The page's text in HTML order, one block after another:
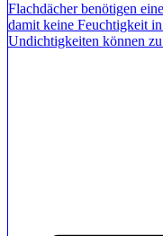
Flachdächer benötigen
damit keine Feuchtigkeit
Undichtigkeiten können